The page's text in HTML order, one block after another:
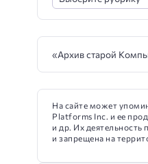
«Архив старой
На сайте может
Platforms Inc. и ее
и др. Их деятельность
и запрещена на